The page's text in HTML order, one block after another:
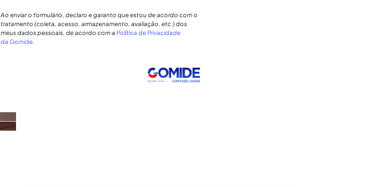
Ao enviar o formulário, declaro e garanto que estou de acordo com o
tratamento (coleta, acesso, armazenamento, avaliação, etc.) dos
meus dados pessoais, de acordo com a Política de Privacidade
da Gomide.